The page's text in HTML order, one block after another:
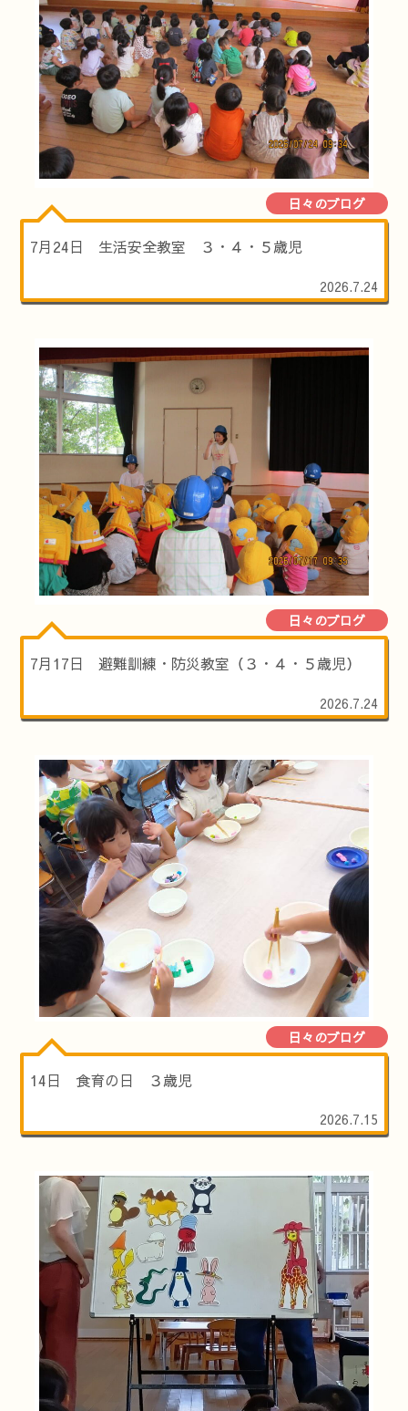
日々のブログ
7月24日 生活安全教室 ３・４・５歳児
2026.7.24
日々のブログ
7月17日 避難訓練・防災教室（３・４・５歳児）
2026.7.24
日々のブログ
14日 食育の日 ３歳児
2026.7.15